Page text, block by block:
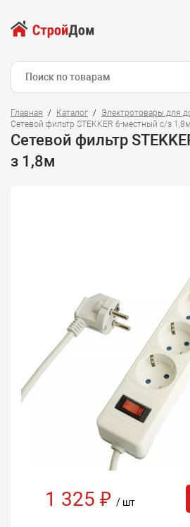
Главная Каталог Электротовары для
Сетевой фильтр STEKKER 6-местный с/з 1,8м
Сетевой фильтр
з 1,8м
1 325 ₽ / шт